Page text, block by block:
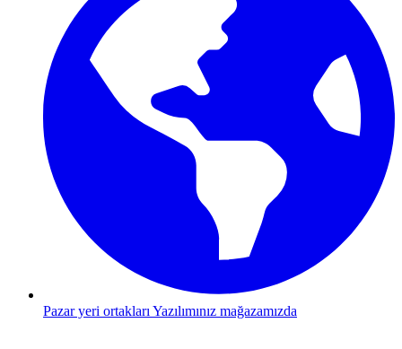
Pazar yeri ortakları Yazılımınız mağazamızda